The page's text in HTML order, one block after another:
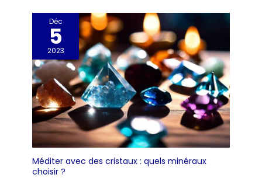
Déc
5
2023
Méditer avec des cristaux : quels minéraux
choisir ?